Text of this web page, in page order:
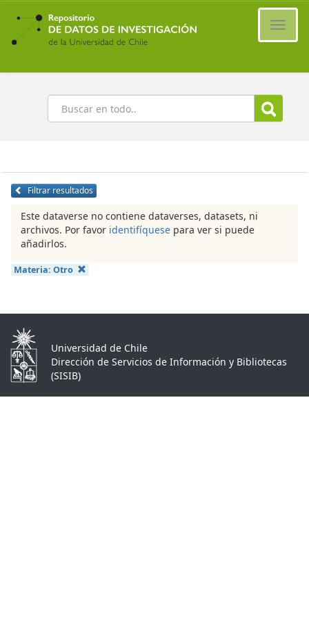
Ir
contenido
principal
Buscar
Filtrar resultados
Este dataverse no contiene dataverses, datasets, ni
archivos. Por favor identifíquese para ver si puede
añadirlos.
Materia: Otro
Universidad de Chile
Dirección de Servicios de Información y Bibliotecas
(SISIB)